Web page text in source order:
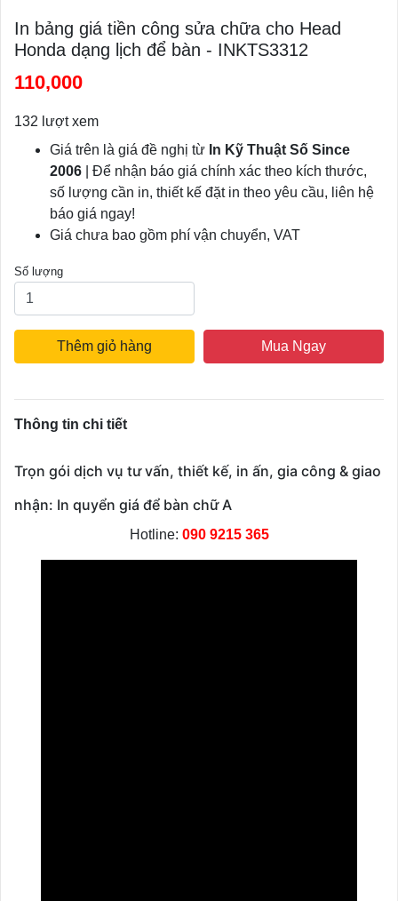
In bảng giá tiền công sửa chữa cho Head
Honda dạng lịch để bàn - INKTS3312
110,000
132 lượt xem
Giá trên là giá đề nghị từ In Kỹ Thuật Số Since
2006 | Để nhận báo giá chính xác theo kích thước,
số lượng cần in, thiết kế đặt in theo yêu cầu, liên hệ
báo giá ngay!
Giá chưa bao gồm phí vận chuyển, VAT
Số lượng
Thêm giỏ hàng Mua Ngay
Thông tin chi tiết
Trọn gói dịch vụ tư vấn, thiết kế, in ấn, gia công & giao
nhận: In quyển giá để bàn chữ A
Hotline: 090 9215 365